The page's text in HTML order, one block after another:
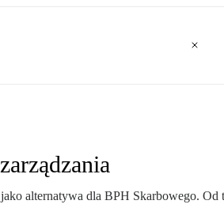
alternatywa dla BPH Skarbowego.